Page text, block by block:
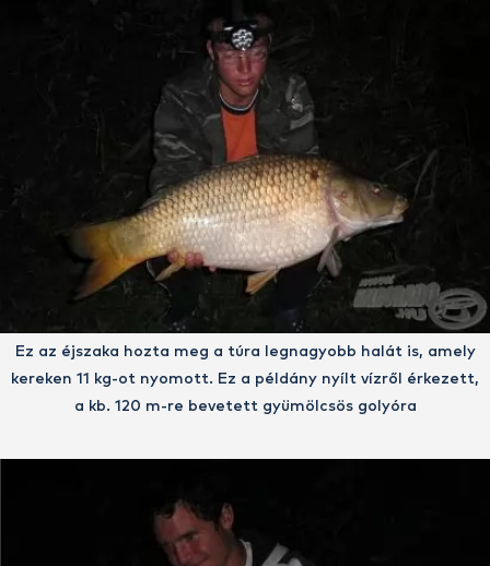
Ez az éjszaka hozta meg a túra legnagyobb halát is, amely
kereken 11 kg-ot nyomott. Ez a példány nyílt vízről érkezett,
a kb. 120 m-re bevetett gyümölcsös golyóra